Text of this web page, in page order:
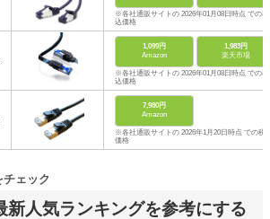
※各社通販サイトの 2026年01月08日時点 での税
込価格
1,099円
Amazon
1,983円
楽天市場
※各社通販サイトの 2026年01月08日時点 での税
込価格
7,980円
Amazon
※各社通販サイトの 2026年1月20日時点 での税
価格
新人気ランキングを参考にする
ェック